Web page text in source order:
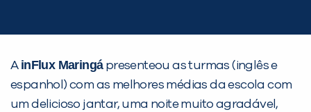
A inFlux Maringápresenteou as turmas (inglês e
espanhol) com as melhores médias da escola com
um delicioso jantar, uma noite muito agradável,
PEÇA UMA DEMONSTRAÇÃO DE MÉTODO